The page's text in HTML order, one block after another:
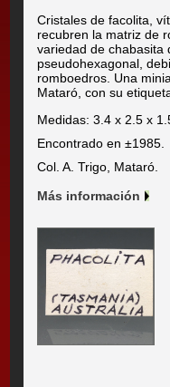
Cristales de facolita,
recubren la matriz de
variedad de chabasita
pseudohexagonal,
romboedros. Una
Mataró, con su
Medidas: 3.4 x 2.5 x
Encontrado en ±1985.
Col. A. Trigo, Mataró.
Más información